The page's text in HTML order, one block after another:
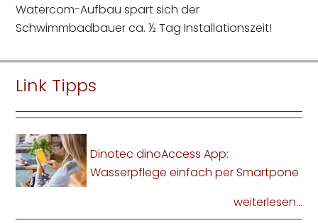
Watercom-Aufbau spart sich der
Schwimmbadbauer ca. ½ Tag Installationszeit!
Link Tipps
Dinotec dinoAccess App:
Wasserpflege einfach per Smartpone
weiterlesen...